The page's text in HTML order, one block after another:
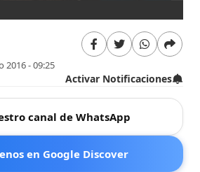
2016 - 09:25
Activar Notificaciones
canal de WhatsApp
en Google Discover